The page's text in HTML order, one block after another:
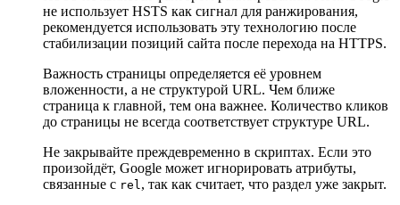
не использует HSTS как сигнал для ранжирования,
рекомендуется использовать эту технологию после
стабилизации позиций сайта после перехода на HTTPS.
Важность страницы определяется её уровнем
вложенности, а не структурой URL. Чем ближе
страница к главной, тем она важнее. Количество кликов
до страницы не всегда соответствует структуре URL.
Не закрывайте преждевременно в скриптах. Если это
произойдёт, Google может игнорировать атрибуты,
связанные с rel , так как считает, что раздел уже закрыт.